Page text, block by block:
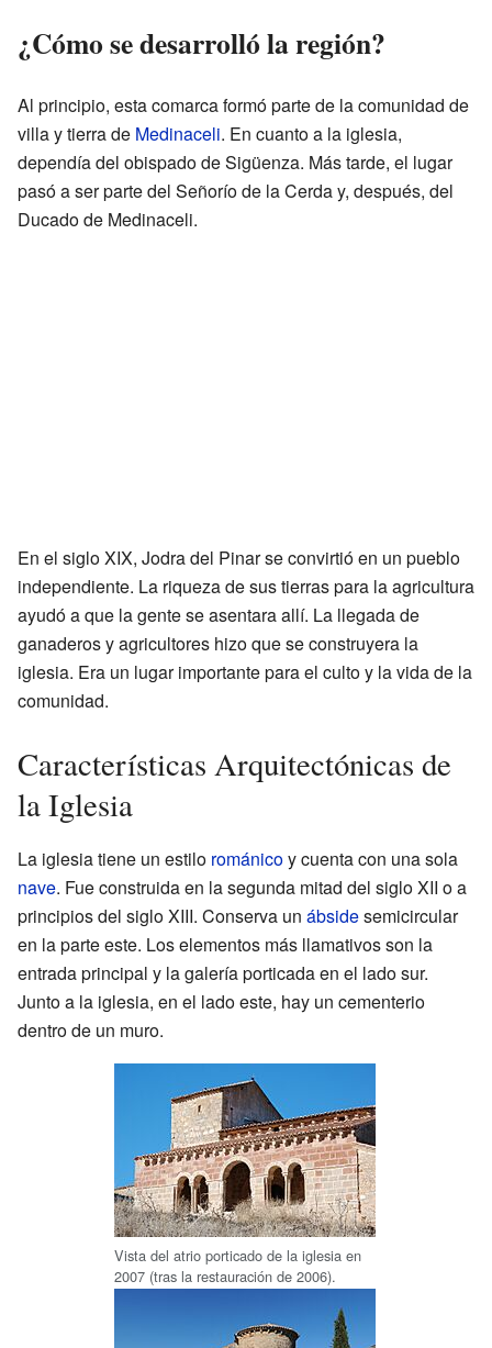
¿Cómo se desarrolló la región?
Al principio, esta comarca formó parte de la comunidad de
villa y tierra de Medinaceli. En cuanto a la iglesia,
dependía del obispado de Sigüenza. Más tarde, el lugar
pasó a ser parte del Señorío de la Cerda y, después, del
Ducado de Medinaceli.
En el siglo XIX, Jodra del Pinar se convirtió en un pueblo
independiente. La riqueza de sus tierras para la agricultura
ayudó a que la gente se asentara allí. La llegada de
ganaderos y agricultores hizo que se construyera la
iglesia. Era un lugar importante para el culto y la vida de la
comunidad.
Características Arquitectónicas de
la Iglesia
La iglesia tiene un estilo románicoy cuenta con una sola
nave. Fue construida en la segunda mitad del siglo XII o a
principios del siglo XIII. Conserva un ábsidesemicircular
en la parte este. Los elementos más llamativos son la
entrada principal y la galería porticada en el lado sur.
Junto a la iglesia, en el lado este, hay un cementerio
dentro de un muro.
Vista del atrio porticado de la iglesia en
2007 (tras la restauración de 2006).